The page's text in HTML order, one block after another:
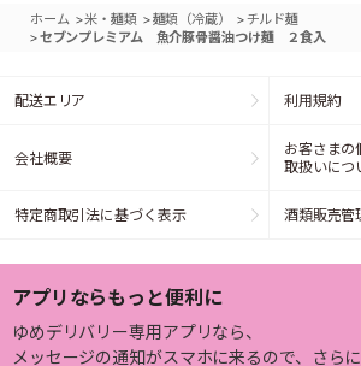
ホーム >米・麺類 >麺類（冷蔵） >チルド麺
>セブンプレミアム 魚介豚骨醤油つけ麺 ２食入
配送エリア 利用規約
会社概要
お客さまの
取扱いにつ
特定商取引法に基づく表示 酒類販売管
アプリならもっと便利に
ゆめデリバリー専用アプリなら、
メッセージの通知がスマホに来るので、さらに